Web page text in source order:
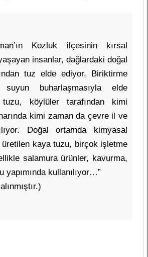
Kozluk ilçesinin kırsal
insanlar, dağlardaki doğal
tuz elde ediyor. Biriktirme
suyun buharlaşmasıyla elde
köylüler tarafından kimi
kimi zaman da çevre il ve
Doğal ortamda kimyasal
üretilen kaya tuzu, birçok işletme
salamura ürünler, kavurma,
yapımında kullanılıyor…”